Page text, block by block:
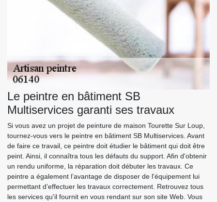
Le peintre en bâtiment SB
Multiservices garanti ses travaux
Si vous avez un projet de peinture de maison Tourette Sur Loup,
tournez-vous vers le peintre en bâtiment SB Multiservices. Avant
de faire ce travail, ce peintre doit étudier le bâtiment qui doit être
peint. Ainsi, il connaîtra tous les défauts du support. Afin d'obtenir
un rendu uniforme, la réparation doit débuter les travaux. Ce
peintre a également l’avantage de disposer de l'équipement lui
permettant d’effectuer les travaux correctement. Retrouvez tous
les services qu'il fournit en vous rendant sur son site Web. Vous